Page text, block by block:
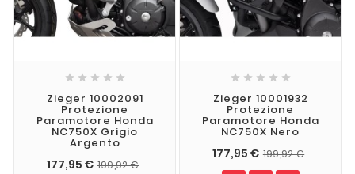
    
Zieger 10002091
Protezione
Paramotore Honda
NC750X Grigio
Argento
177,95 € 199,92 €
    
Zieger 10001932
Protezione
Paramotore Honda
NC750X Nero
177,95 € 199,92 €